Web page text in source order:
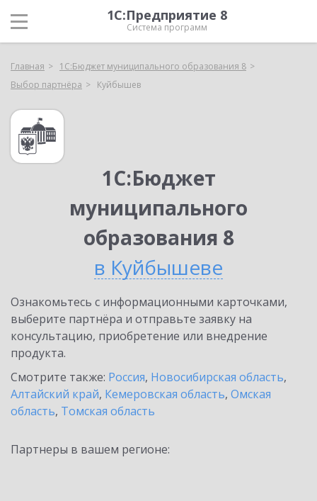
1С:Предприятие 8
Система программ
Главная
1С:Бюджет муниципального образования 8
Выбор партнёра
Куйбышев
1С:Бюджет
муниципального
образования 8
в Куйбышеве
Ознакомьтесь с информационными карточками,
выберите партнёра и отправьте заявку на
консультацию, приобретение или внедрение
продукта.
Смотрите также: Россия, Новосибирская область,
Алтайский край, Кемеровская область, Омская
область, Томская область
Партнеры в вашем регионе: